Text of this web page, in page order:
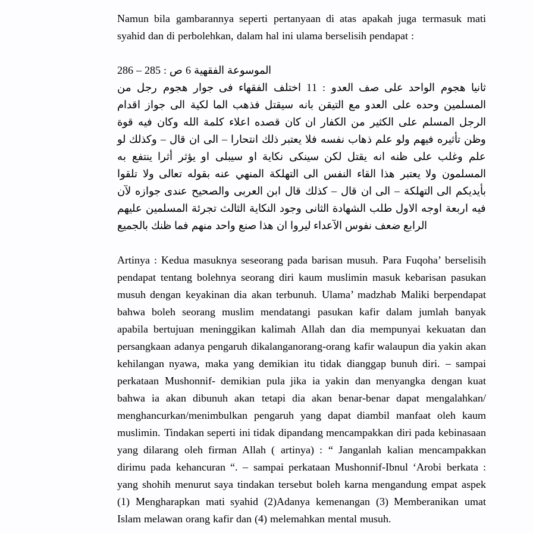
Namun bila gambarannya seperti pertanyaan di atas apakah juga termasuk mati
syahid dan di perbolehkan, dalam hal ini ulama berselisih pendapat :
الموسوعة الفقهية 6 ص : 285 – 286
ثانيا هجوم الواحد على صف العدو : 11 اختلف الفقهاء فى جوار هجوم رجل من
المسلمين وحده على العدو مع التيقن بانه سيقتل فذهب الما لكية الى جواز اقدام
الرجل المسلم على الكثير من الكفار ان كان قصده اعلاء كلمة الله وكان فيه قوة
وظن تأثيره فيهم ولو علم ذهاب نفسه فلا يعتبر ذلك انتحارا – الى ان قال – وكذلك لو
علم وغلب على ظنه انه يقتل لكن سينكى نكاية او سيبلى او يؤثر أثرا ينتفع به
المسلمون ولا يعتبر هذا القاء النفس الى التهلكة المنهي عنه بقوله تعالى ولا تلقوا
بأيديكم الى التهلكة – الى ان قال – كذلك قال ابن العربى والصحيح عندى جوازه لآن
فيه اربعة اوجه الاول طلب الشهادة الثانى وجود النكاية الثالث تجرئة المسلمين عليهم
الرابع ضعف نفوس الآعداء ليروا ان هذا صنع واحد منهم فما ظنك بالجميع
Artinya : Kedua masuknya seseorang pada barisan musuh. Para Fuqoha’ berselisih
pendapat tentang bolehnya seorang diri kaum muslimin masuk kebarisan pasukan
musuh dengan keyakinan dia akan terbunuh. Ulama’ madzhab Maliki berpendapat
bahwa boleh seorang muslim mendatangi pasukan kafir dalam jumlah banyak
apabila bertujuan meninggikan kalimah Allah dan dia mempunyai kekuatan dan
persangkaan adanya pengaruh dikalanganorang-orang kafir walaupun dia yakin akan
kehilangan nyawa, maka yang demikian itu tidak dianggap bunuh diri. – sampai
perkataan Mushonnif-demikian pula jika ia yakin dan menyangka dengan kuat
bahwa ia akan dibunuh akan tetapi dia akan benar-benar dapat mengalahkan/
menghancurkan/menimbulkan pengaruh yang dapat diambil manfaat oleh kaum
muslimin. Tindakan seperti ini tidak dipandang mencampakkan diri pada kebinasaan
yang dilarang oleh firman Allah ( artinya) : “ Janganlah kalian mencampakkan
dirimu pada kehancuran “. – sampai perkataan Mushonnif-Ibnul ‘Arobi berkata :
yang shohih menurut saya tindakan tersebut boleh karna mengandung empat aspek
(1) Mengharapkan mati syahid (2)Adanya kemenangan (3) Memberanikan umat
Islam melawan orang kafir dan (4) melemahkan mental musuh.